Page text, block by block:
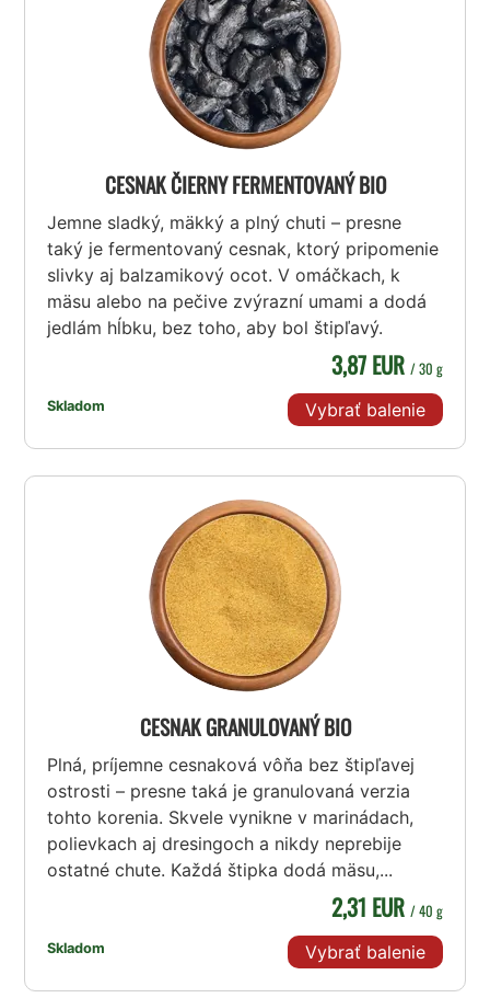
CESNAK ČIERNY FERMENTOVANÝ BIO
Jemne sladký, mäkký a plný chuti – presne
taký je fermentovaný cesnak, ktorý pripomenie
slivky aj balzamikový ocot. V omáčkach, k
mäsu alebo na pečive zvýrazní umami a dodá
jedlám hĺbku, bez toho, aby bol štipľavý.
Skladom
3,87 EUR / 30 g
Vybrať balenie
CESNAK GRANULOVANÝ BIO
Plná, príjemne cesnaková vôňa bez štipľavej
ostrosti – presne taká je granulovaná verzia
tohto korenia. Skvele vynikne v marinádach,
polievkach aj dresingoch a nikdy neprebije
ostatné chute. Každá štipka dodá mäsu,...
Skladom
2,31 EUR / 40 g
Vybrať balenie